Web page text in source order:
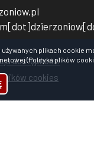
plikach cookie
(Polityka plików
. pl
dostępności
plików cookies